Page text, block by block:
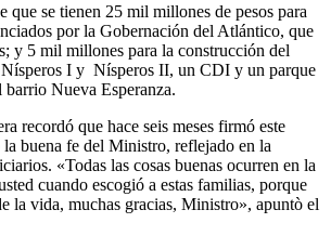
que se tienen 25 mil millones de pesos para
por la Gobernación del Atlántico, que
y 5 mil millones para la construcción del
I y Nísperos II, un CDI y un parque
Nueva Esperanza.
recordó que hace seis meses firmó este
buena fe del Ministro, reflejado en la
«Todas las cosas buenas ocurren en la
cuando escogió a estas familias, porque
la vida, muchas gracias, Ministro», apuntò el